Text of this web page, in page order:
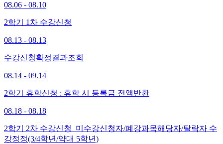
08.06 - 08.10
2학기 1차 수강신청
08.13 - 08.13
수강신청확정결과조회
08.14 - 09.14
2학기 휴학신청 : 휴학 시 등록금 전액반환
08.18 - 08.18
2학기 2차 수강신청_미수강신청자/폐강과목해당자/탈락자 수
강정정(3/4학년/약대 5학년)